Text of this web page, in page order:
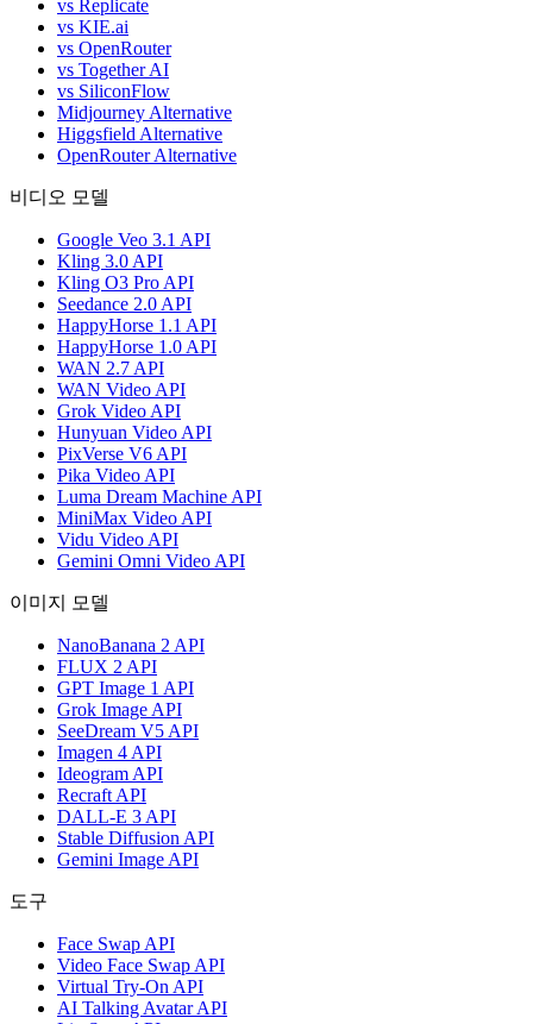
vs Replicate
vs KIE.ai
vs OpenRouter
vs Together AI
vs SiliconFlow
Midjourney Alternative
Higgsfield Alternative
OpenRouter Alternative
비디오 모델
Google Veo 3.1 API
Kling 3.0 API
Kling O3 Pro API
Seedance 2.0 API
HappyHorse 1.1 API
HappyHorse 1.0 API
WAN 2.7 API
WAN Video API
Grok Video API
Hunyuan Video API
PixVerse V6 API
Pika Video API
Luma Dream Machine API
MiniMax Video API
Vidu Video API
Gemini Omni Video API
이미지 모델
NanoBanana 2 API
FLUX 2 API
GPT Image 1 API
Grok Image API
SeeDream V5 API
Imagen 4 API
Ideogram API
Recraft API
DALL-E 3 API
Stable Diffusion API
Gemini Image API
도구
Face Swap API
Video Face Swap API
Virtual Try-On API
AI Talking Avatar API